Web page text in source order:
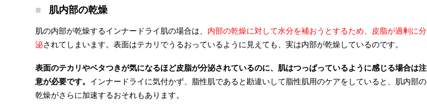
肌内部の乾燥
肌の内部が乾燥するインナードライ肌の場合は、 内部の乾燥に対して水分を補おうとするため、皮脂が過剰に分
泌されてしまいます。表面はテカリでうるおっているように見えても、実は内部が乾燥しているのです。
表面のテカリやベタつきが気になるほど皮脂が分泌されているのに、肌はつっぱっているように感じる場合は注
意が必要です。 インナードライに気付かず、脂性肌であると勘違いして脂性肌用のケアをしていると、肌内部の
乾燥がさらに加速するおそれもあります。